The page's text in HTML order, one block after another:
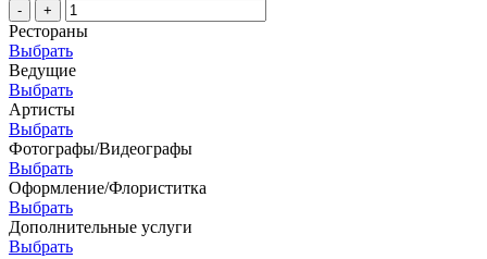
- +
Рестораны
Выбрать
Ведущие
Выбрать
Артисты
Выбрать
Фотографы/Видеографы
Выбрать
Оформление/Флориститка
Выбрать
Дополнительные услуги
Выбрать